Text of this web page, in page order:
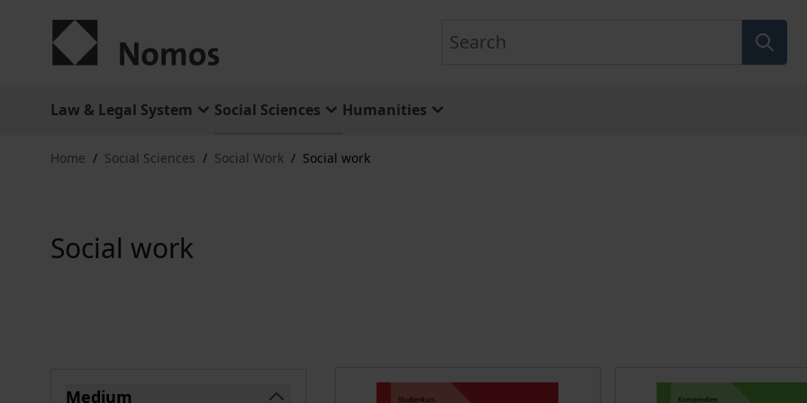
Law & Legal System Social Sciences Humanities
Home / Social Sciences / Social Work / Social work
Social work
Medium